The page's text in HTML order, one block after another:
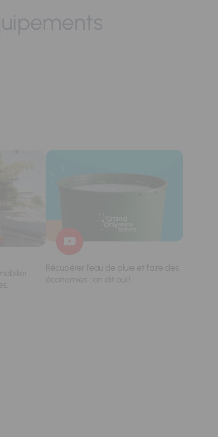
Récupérer l'eau de pluie et faire des
économies : on dit oui !